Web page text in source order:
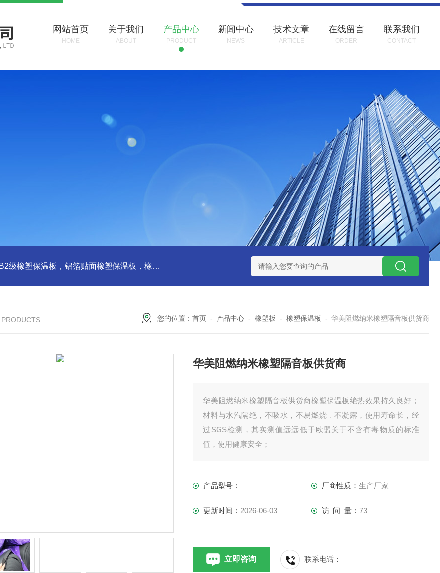
网站首页
HOME
关于我们
ABOUT
产品中心
PRODUCT
新闻中心
NEWS
技术文章
ARTICLE
在线留言
ORDER
联系我们
CONTACT
橡塑板，橡塑保温板， B1级橡塑保温板，B2级橡塑保温板，铝箔贴面橡塑保温板，橡塑保温管，管道橡塑管
PRODUCTS 您的位置： 首页 - 产品中心 - 橡塑板 - 橡塑保温板 - 华美阻燃纳米橡塑隔音板供货商
华美阻燃纳米橡塑隔音板供货商
华美阻燃纳米橡塑隔音板供货商橡塑保温板绝热效果持久良好；
材料与水汽隔绝，不吸水，不易燃烧，不凝露，使用寿命长，经
过SGS检测，其实测值远远低于欧盟关于不含有毒物质的标准
值，使用健康安全；
产品型号： 厂商性质： 生产厂家
更新时间： 2026-06-03 访 问 量： 73
立即咨询 联系电话：